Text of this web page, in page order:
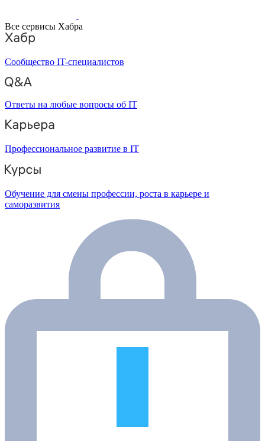
Все сервисы Хабра
Сообщество IT-специалистов
Ответы на любые вопросы об IT
Профессиональное развитие в IT
Обучение для смены профессии, роста в карьере и
саморазвития